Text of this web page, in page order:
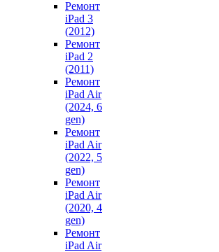
Ремонт
iPad 3
(2012)
Ремонт
iPad 2
(2011)
Ремонт
iPad Air
(2024, 6
gen)
Ремонт
iPad Air
(2022, 5
gen)
Ремонт
iPad Air
(2020, 4
gen)
Ремонт
iPad Air